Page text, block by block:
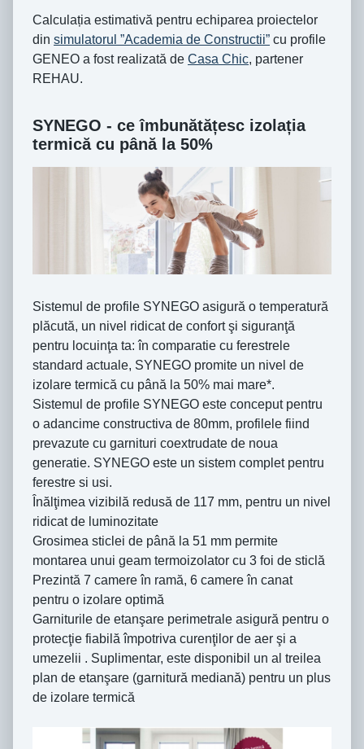
Calculația estimativă pentru echiparea proiectelor
din simulatorul ”Academia de Constructii” cu profile
GENEO a fost realizată de Casa Chic, partener
REHAU.
SYNEGO - ce îmbunătățesc izolația
termică cu până la 50%
Sistemul de profile SYNEGO asigură o temperatură
plăcută, un nivel ridicat de confort şi siguranţă
pentru locuinţa ta: în comparatie cu ferestrele
standard actuale, SYNEGO promite un nivel de
izolare termică cu până la 50% mai mare*.
Sistemul de profile SYNEGO este conceput pentru
o adancime constructiva de 80mm, profilele fiind
prevazute cu garnituri coextrudate de noua
generatie. SYNEGO este un sistem complet pentru
ferestre si usi.
Înălţimea vizibilă redusă de 117 mm, pentru un nivel
ridicat de luminozitate
Grosimea sticlei de până la 51 mm permite
montarea unui geam termoizolator cu 3 foi de sticlă
Prezintă 7 camere în ramă, 6 camere în canat
pentru o izolare optimă
Garniturile de etanşare perimetrale asigură pentru o
protecţie fiabilă împotriva curenţilor de aer şi a
umezelii . Suplimentar, este disponibil un al treilea
plan de etanşare (garnitură mediană) pentru un plus
de izolare termică